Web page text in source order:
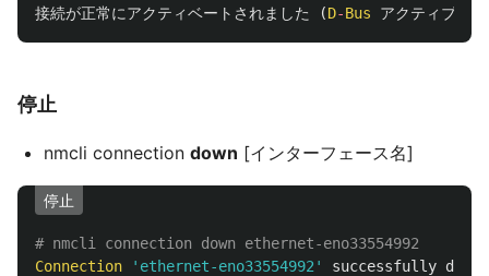
接続が正常にアクティベートされました
(D-Bus アクティブパス
停止
nmcli connection down [インターフェース名]
停止
# nmcli connection down ethernet-eno33554992
Connection
'ethernet-eno33554992' successfully